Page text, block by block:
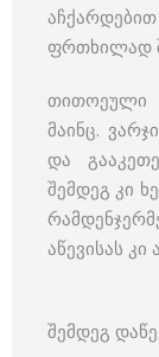
ფრთხილად
თითოეული
მაინც.
და
შემდეგ კი
აწევისას
შემდეგ